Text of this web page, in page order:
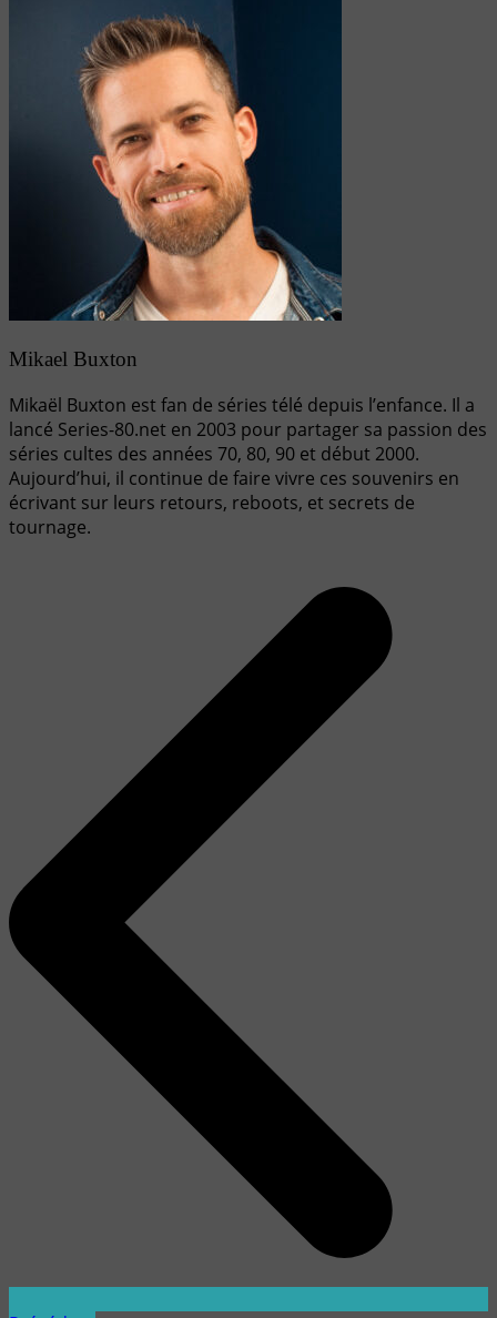
Mikael Buxton
Mikaël Buxton est fan de séries télé depuis l’enfance. Il a
lancé Series-80.net en 2003 pour partager sa passion des
séries cultes des années 70, 80, 90 et début 2000.
Aujourd’hui, il continue de faire vivre ces souvenirs en
écrivant sur leurs retours, reboots, et secrets de
tournage.